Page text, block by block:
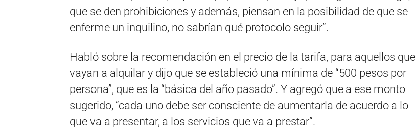
que se den prohibiciones y además, piensan en la posibilidad de que se
enferme un inquilino, no sabrían qué protocolo seguir”.
Habló sobre la recomendación en el precio de la tarifa, para aquellos que
vayan a alquilar y dijo que se estableció una mínima de “500 pesos por
persona”, que es la “básica del año pasado”. Y agregó que a ese monto
sugerido, “cada uno debe ser consciente de aumentarla de acuerdo a lo
que va a presentar, a los servicios que va a prestar”.